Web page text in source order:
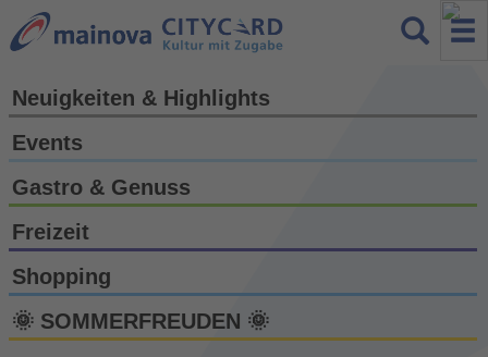
Neuigkeiten & Highlights
Events
Gastro & Genuss
Freizeit
Shopping
🌞 SOMMERFREUDEN 🌞